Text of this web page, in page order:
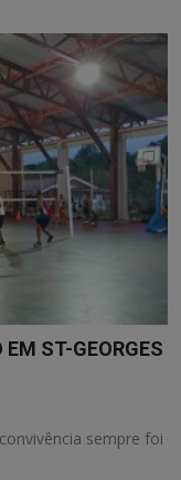
EM ST-GEORGES
sempre foi